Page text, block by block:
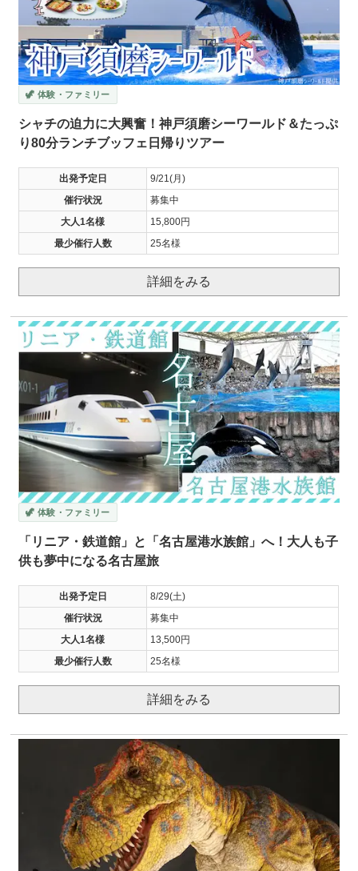
🦖 体験・ファミリー
シャチの迫力に大興奮！神戸須磨シーワールド＆たっぷ
り80分ランチブッフェ日帰りツアー
出発予定日
9/21(月)
催行状況
募集中
大人1名様
15,800円
最少催行人数
25名様
詳細をみる
🦖 体験・ファミリー
「リニア・鉄道館」と「名古屋港水族館」へ！大人も子
供も夢中になる名古屋旅
出発予定日
8/29(土)
催行状況
募集中
大人1名様
13,500円
最少催行人数
25名様
詳細をみる